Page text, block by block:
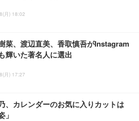
月) 18:02
菜、渡辺直美、香取慎吾がInstagram
輝いた著名人に選出
月) 17:27
、カレンダーのお気に入りカットは
」